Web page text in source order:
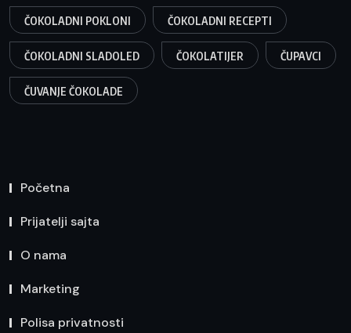
ČOKOLADNI POKLONI ČOKOLADNI RECEPTI
ČOKOLADNI SLADOLED ČOKOLATIJER ČUPAVCI
ČUVANJE ČOKOLADE
Početna
Prijatelji sajta
O nama
Marketing
Polisa privatnosti